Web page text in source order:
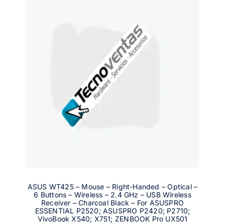
ASUS WT425 – Mouse – Right-Handed – Optical –
6 Buttons – Wireless – 2.4 GHz – USB Wireless
Receiver – Charcoal Black – For ASUSPRO
ESSENTIAL P2520; ASUSPRO P2420; P2710;
VivoBook X540; X751; ZENBOOK Pro UX501